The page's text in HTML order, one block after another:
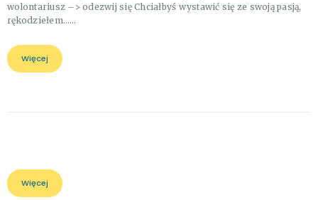
wolontariusz –> odezwij się Chciałbyś wystawić się ze swoją pasją,
rękodziełem……
Więcej
Więcej